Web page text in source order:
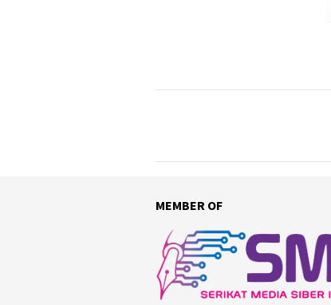
MEMBER OF